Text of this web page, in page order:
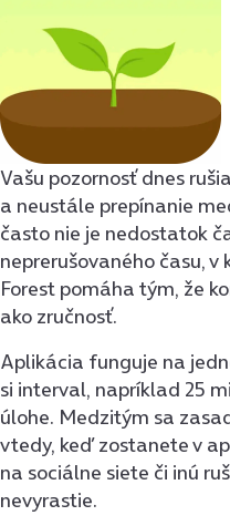
Vašu pozornosť dnes
a neustále prepínanie
často nie je nedostatok
neprerušovaného času,
Forest pomáha tým, že
ako zručnosť.
Aplikácia funguje na
si interval, napríklad 25
úlohe. Medzitým sa
vtedy, keď zostanete v
na sociálne siete či inú
nevyrastie.